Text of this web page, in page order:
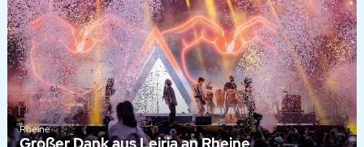
Rheine
Großer Dank aus Leiria an Rheine